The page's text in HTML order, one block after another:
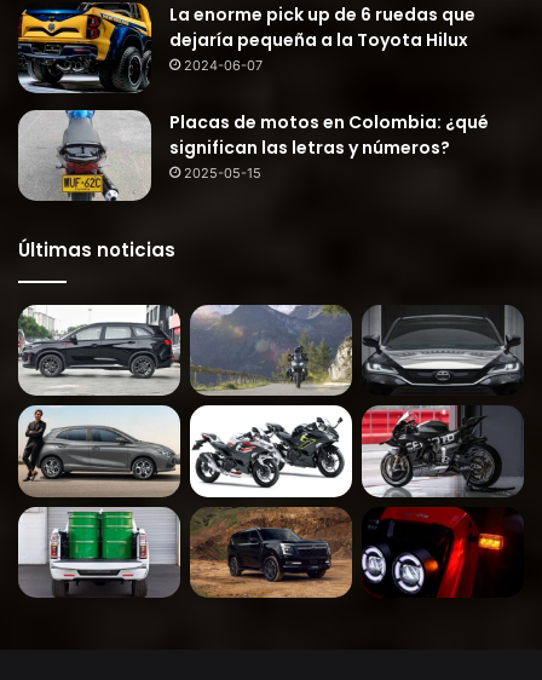
La enorme pick up de 6 ruedas que
dejaría pequeña a la Toyota Hilux
2024-06-07
Placas de motos en Colombia: ¿qué
significan las letras y números?
2025-05-15
Últimas noticias